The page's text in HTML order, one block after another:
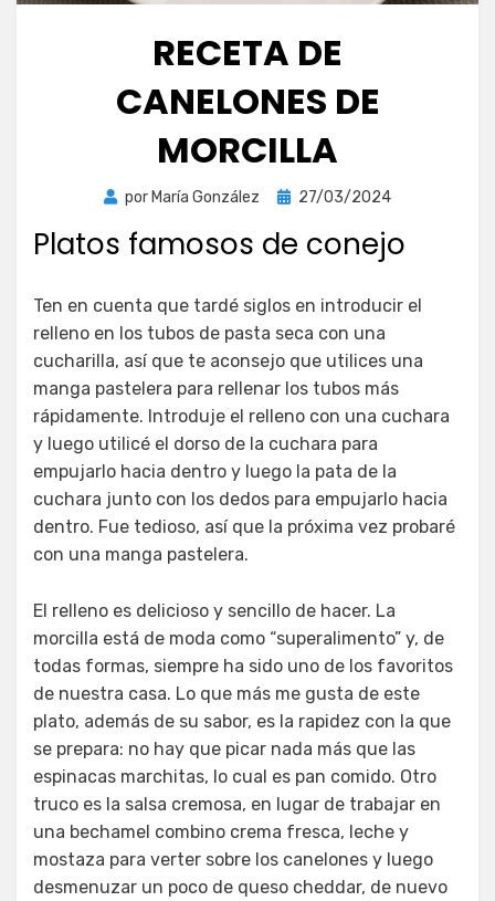
RECETA DE
CANELONES DE
MORCILLA
por María González
Publicada
27/03/2024
Platos famosos de conejo
Ten en cuenta que tardé siglos en introducir el
relleno en los tubos de pasta seca con una
cucharilla, así que te aconsejo que utilices una
manga pastelera para rellenar los tubos más
rápidamente. Introduje el relleno con una cuchara
y luego utilicé el dorso de la cuchara para
empujarlo hacia dentro y luego la pata de la
cuchara junto con los dedos para empujarlo hacia
dentro. Fue tedioso, así que la próxima vez probaré
con una manga pastelera.
El relleno es delicioso y sencillo de hacer. La
morcilla está de moda como “superalimento” y, de
todas formas, siempre ha sido uno de los favoritos
de nuestra casa. Lo que más me gusta de este
plato, además de su sabor, es la rapidez con la que
se prepara: no hay que picar nada más que las
espinacas marchitas, lo cual es pan comido. Otro
truco es la salsa cremosa, en lugar de trabajar en
una bechamel combino crema fresca, leche y
mostaza para verter sobre los canelones y luego
desmenuzar un poco de queso cheddar, de nuevo